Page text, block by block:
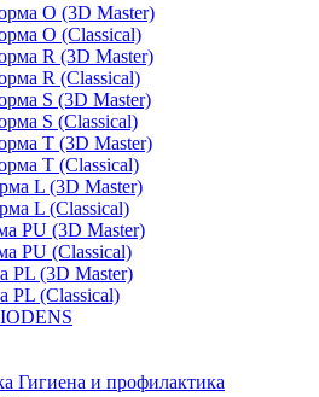
O (3D Master)
O (Classical)
R (3D Master)
R (Classical)
S (3D Master)
S (Classical)
T (3D Master)
T (Classical)
L (3D Master)
L (Classical)
PU (3D Master)
PU (Classical)
PL (3D Master)
PL (Classical)
Гигиена и профилактика